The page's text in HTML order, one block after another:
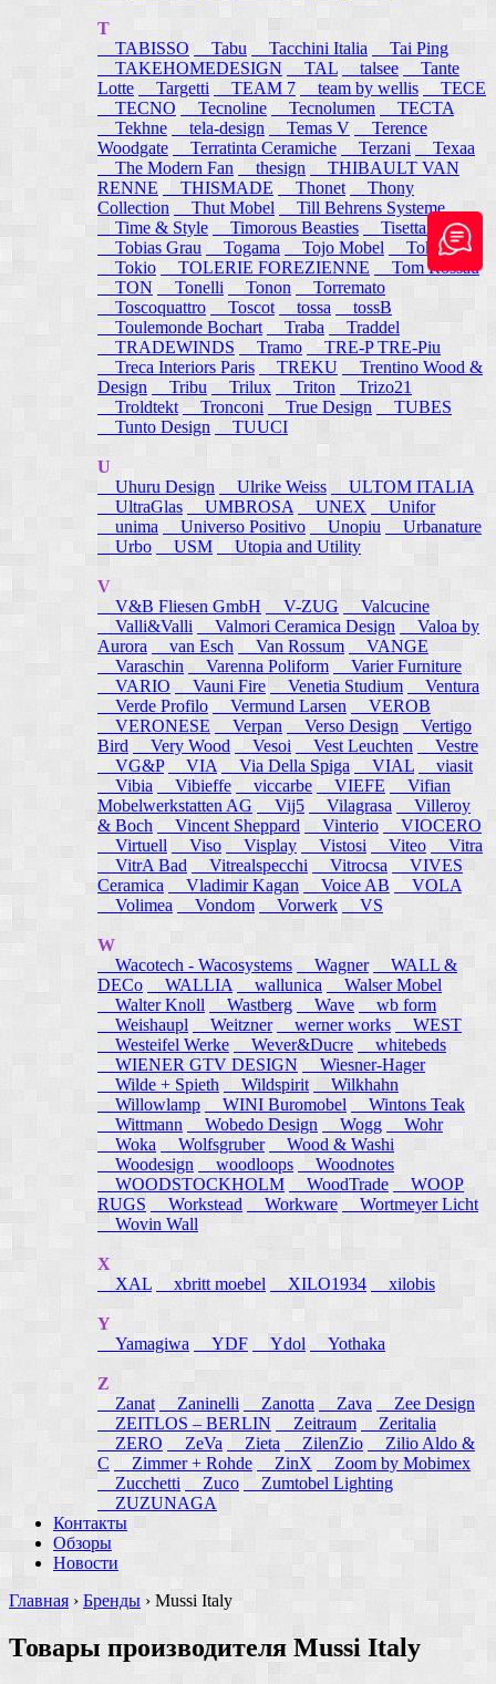
T
TABISSO
Tabu Tacchini Italia
Tai Ping
TAKEHOMEDESIGN
TAL talsee
Tante
Lotte
Targetti TEAM 7 team by wellis
TECE
TECNO
Tecnoline Tecnolumen
TECTA
Tekhne
tela-design Temas V
Terence
Woodgate
Terratinta Ceramiche Terzani
Texaa
The Modern Fan
thesign
THIBAULT VAN
RENNE
THISMADE Thonet
Thony
Collection
Thut Mobel
Till Behrens Systeme
Time & Style
Timorous Beasties
Tisettanta
Tobias Grau
Togama Tojo Mobel
Token
Tokio
TOLERIE FOREZIENNE
Tom Rossau
TON
Tonelli Tonon
Torremato
Toscoquattro
Toscot tossa
tossB
Toulemonde Bochart
Traba
Traddel
TRADEWINDS
Tramo
TRE-P TRE-Piu
Treca Interiors Paris
TREKU
Trentino Wood &
Design
Tribu Trilux Triton
Trizo21
Troldtekt Tronconi True Design
TUBES
Tunto Design
TUUCI
U
Uhuru Design
Ulrike Weiss
ULTOM ITALIA
UltraGlas
UMBROSA UNEX
Unifor
unima
Universo Positivo Unopiu
Urbanature
Urbo
USM Utopia and Utility
V
V&B Fliesen GmbH
V-ZUG
Valcucine
Valli&Valli
Valmori Ceramica Design
Valoa by
Aurora
van Esch Van Rossum
VANGE
Varaschin
Varenna Poliform
Varier Furniture
VARIO
Vauni Fire Venetia Studium
Ventura
Verde Profilo
Vermund Larsen
VEROB
VERONESE
Verpan Verso Design
Vertigo
Bird
Very Wood Vesoi Vest Leuchten
Vestre
VG&P
VIA Via Della Spiga VIAL
viasit
Vibia
Vibieffe viccarbe VIEFE
Vifian
Mobelwerkstatten AG
Vij5 Vilagrasa
Villeroy
& Boch
Vincent Sheppard Vinterio
VIOCERO
Virtuell
Viso Visplay Vistosi Viteo
Vitra
VitrA Bad
Vitrealspecchi Vitrocsa
VIVES
Ceramica
Vladimir Kagan Voice AB
VOLA
Volimea
Vondom Vorwerk VS
W
Wacotech - Wacosystems
Wagner
WALL &
DECo
WALLIA wallunica
Walser Mobel
Walter Knoll
Wastberg Wave
wb form
Weishaupl
Weitzner werner works
WEST
Westeifel Werke
Wever&Ducre
whitebeds
WIENER GTV DESIGN
Wiesner-Hager
Wilde + Spieth
Wildspirit
Wilkhahn
Willowlamp
WINI Buromobel
Wintons Teak
Wittmann
Wobedo Design Wogg
Wohr
Woka
Wolfsgruber
Wood & Washi
Woodesign
woodloops
Woodnotes
WOODSTOCKHOLM
WoodTrade
WOOP
RUGS
Workstead Workware
Wortmeyer Licht
Wovin Wall
X
XAL
xbritt moebel XILO1934 xilobis
Y
Yamagiwa
YDF Ydol Yothaka
Z
Zanat
Zaninelli Zanotta Zava
Zee Design
ZEITLOS – BERLIN
Zeitraum
Zeritalia
ZERO
ZeVa Zieta ZilenZio
Zilio Aldo &
C
Zimmer + Rohde ZinX
Zoom by Mobimex
Zucchetti
Zuco
Zumtobel Lighting
ZUZUNAGA
Контакты
Обзоры
Новости
Главная › Бренды › Mussi Italy
Товары производителя Mussi Italy